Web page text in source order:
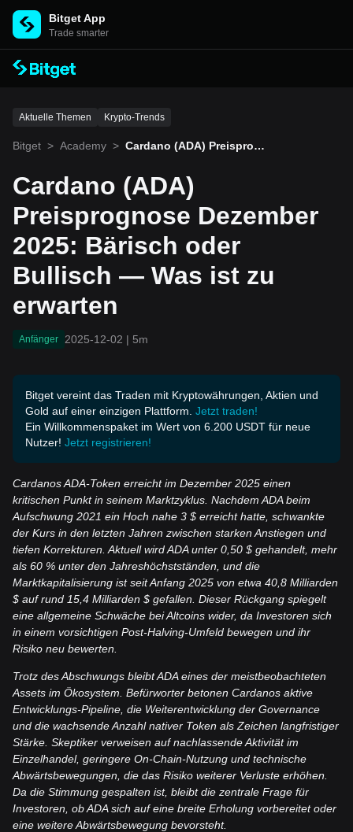
Bitget App
Trade smarter
Aktuelle Themen Krypto-Trends
Bitget > Academy > Cardano (ADA) Preisprog
st zu erwarten
Cardano (ADA)
Preisprognose Dezember
2025: Bärisch oder
Bullisch — Was ist zu
erwarten
Anfänger 2025-12-02 | 5m
Bitget vereint das Traden mit Kryptowährungen, Aktien und
Gold auf einer einzigen Plattform. Jetzt traden!
Ein Willkommenspaket im Wert von 6.200 USDT für neue
Nutzer! Jetzt registrieren!
Cardanos ADA-Token erreicht im Dezember 2025 einen
kritischen Punkt in seinem Marktzyklus. Nachdem ADA beim
Aufschwung 2021 ein Hoch nahe 3 $ erreicht hatte, schwankte
der Kurs in den letzten Jahren zwischen starken Anstiegen und
tiefen Korrekturen. Aktuell wird ADA unter 0,50 $ gehandelt, mehr
als 60 % unter den Jahreshöchstständen, und die
Marktkapitalisierung ist seit Anfang 2025 von etwa 40,8 Milliarden
$ auf rund 15,4 Milliarden $ gefallen. Dieser Rückgang spiegelt
eine allgemeine Schwäche bei Altcoins wider, da Investoren sich
in einem vorsichtigen Post-Halving-Umfeld bewegen und ihr
Risiko neu bewerten.
Trotz des Abschwungs bleibt ADA eines der meistbeobachteten
Assets im Ökosystem. Befürworter betonen Cardanos aktive
Entwicklungs-Pipeline, die Weiterentwicklung der Governance
und die wachsende Anzahl nativer Token als Zeichen langfristiger
Stärke. Skeptiker verweisen auf nachlassende Aktivität im
Einzelhandel, geringere On-Chain-Nutzung und technische
Abwärtsbewegungen, die das Risiko weiterer Verluste erhöhen.
Da die Stimmung gespalten ist, bleibt die zentrale Frage für
Investoren, ob ADA sich auf eine breite Erholung vorbereitet oder
eine weitere Abwärtsbewegung bevorsteht.